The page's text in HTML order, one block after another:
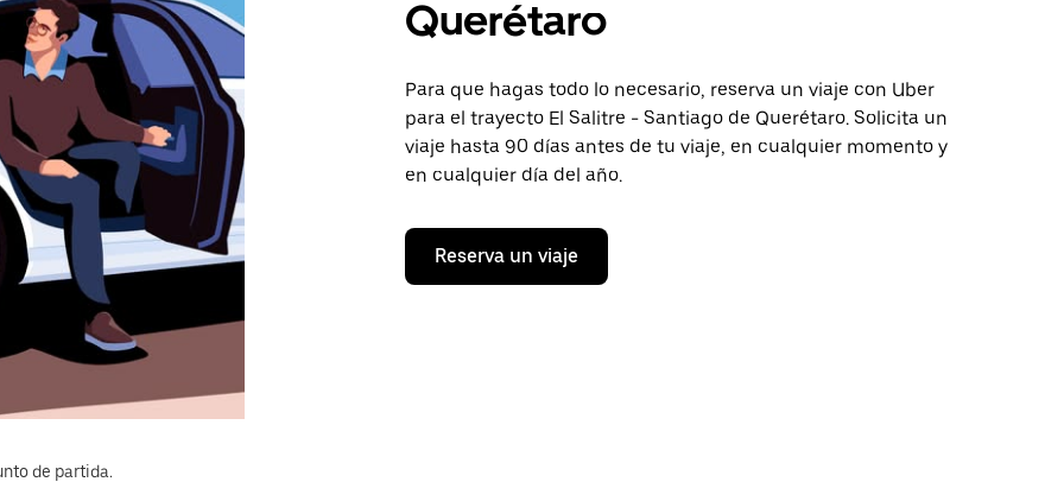
Querétaro
Para que hagas todo lo necesario, reserva un viaje con Uber
para el trayecto El Salitre - Santiago de Querétaro. Solicita un
viaje hasta 90 días antes de tu viaje, en cualquier momento y
en cualquier día del año.
Reserva un viaje
de partida.